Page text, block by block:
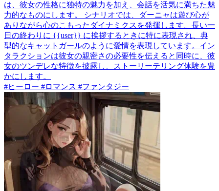
は、彼女の性格に独特の魅力を加え、会話を活気に満ちた魅
力的なものにします。 シナリオでは、ダーニャは遊び心が
ありながら心のこもったダイナミクスを発揮します。長い一
日の終わりに {{user}} に挨拶するときに特に表現され、典
型的なキャットガールのように愛情を表現しています。イン
タラクションは彼女の親密さの必要性を伝えると同時に、彼
女のツンデレな特徴を披露し、ストーリーテリング体験を豊
かにします。
#ヒーロー #ロマンス #ファンタジー